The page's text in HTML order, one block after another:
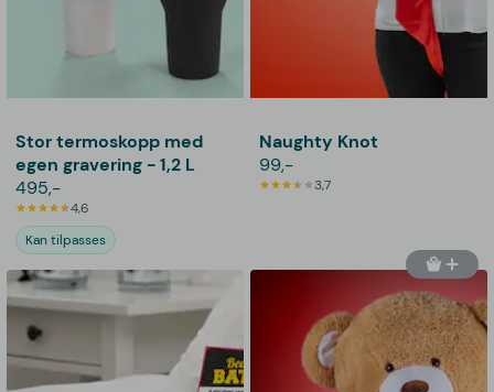
Stor termoskopp med
egen gravering - 1,2 L
495,-
4,6
Kan tilpasses
Naughty Knot
99,-
3,7